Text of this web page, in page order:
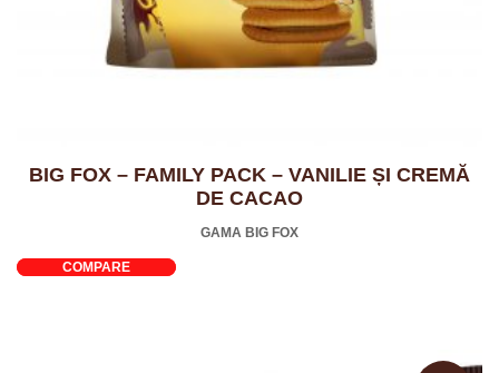
BIG FOX – FAMILY PACK – VANILIE ȘI CREMĂ
DE CACAO
GAMA BIG FOX
COMPARE